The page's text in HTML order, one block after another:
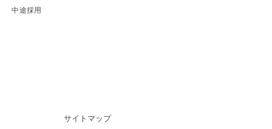
中途採用
サイトマップ